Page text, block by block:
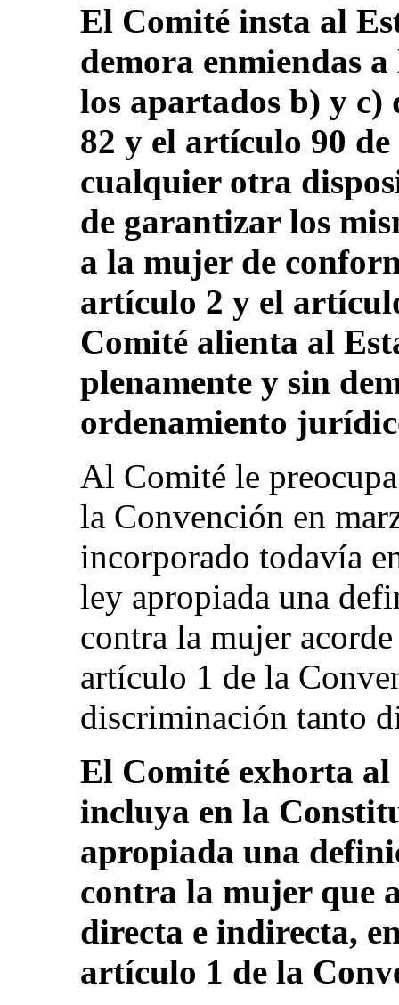
El Comité insta al
demora enmiendas
los apartados b) y
82 y el artículo 90
cualquier otra
de garantizar los
a la mujer de
artículo 2 y el
Comité alienta al
plenamente y sin
ordenamiento
Al Comité le
la Convención en
incorporado todavía
ley apropiada una
contra la mujer
artículo 1 de la
discriminación tanto
El Comité exhorta al
incluya en la
apropiada una
contra la mujer que
directa e indirecta,
artículo 1 de la